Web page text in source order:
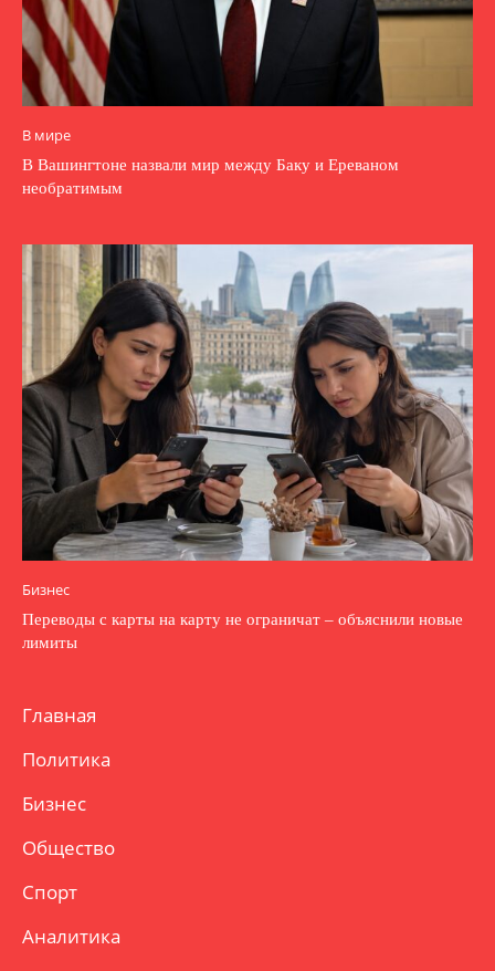
В мире
В Вашингтоне назвали мир между Баку и Ереваном
необратимым
Бизнес
Переводы с карты на карту не ограничат – объяснили новые
лимиты
Главная
Политика
Бизнес
Общество
Спорт
Аналитика